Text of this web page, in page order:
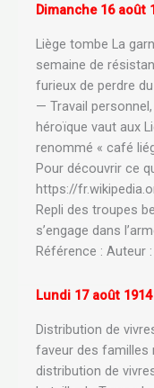
Dimanche 16 août
Liège tombe La
semaine de
furieux de perdre
— Travail
héroïque vaut aux
renommé « café
Pour découvrir ce
https://
Repli des troupes
s’engage dans
Référence : Auteur :
Lundi 17 août 1914
Distribution de
faveur des familles
distribution de